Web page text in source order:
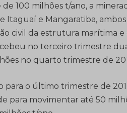
100 milhões t/ano, a
Itaguaí e Mangaratiba,
civil da estrutura marítima
no terceiro trimestre
no quarto trimestre de
para o último trimestre de
para movimentar até 50